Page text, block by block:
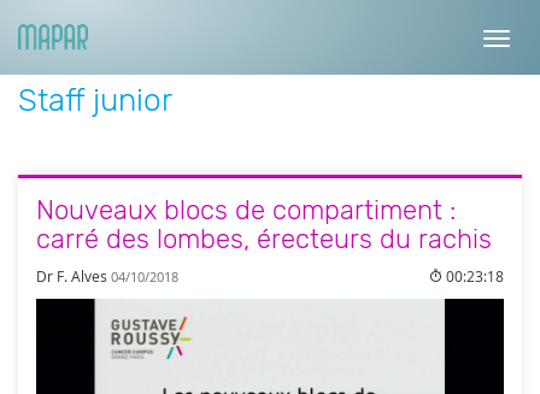
Staff junior
Nouveaux blocs de compartiment :
carré des lombes, érecteurs du rachis
Dr F. Alves 04/10/2018 00:23:18